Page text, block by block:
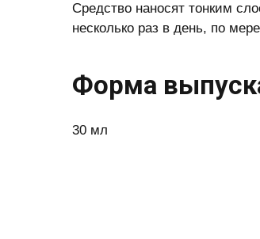
Средство наносят тонким
несколько раз в день, по
Форма
30 мл